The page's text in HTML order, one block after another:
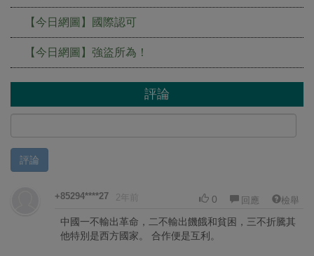
【今日網圖】國際認可
【今日網圖】強盜所為！
評論
評論
+85294****27 2年前 0 回應 檢舉
中國一不輸出革命，二不輸出饑餓和貧困，三不折騰其
他特別是西方國家。 合作便是互利。